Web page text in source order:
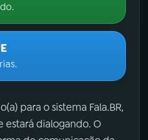
para o sistema Fala.BR,
estará dialogando. O